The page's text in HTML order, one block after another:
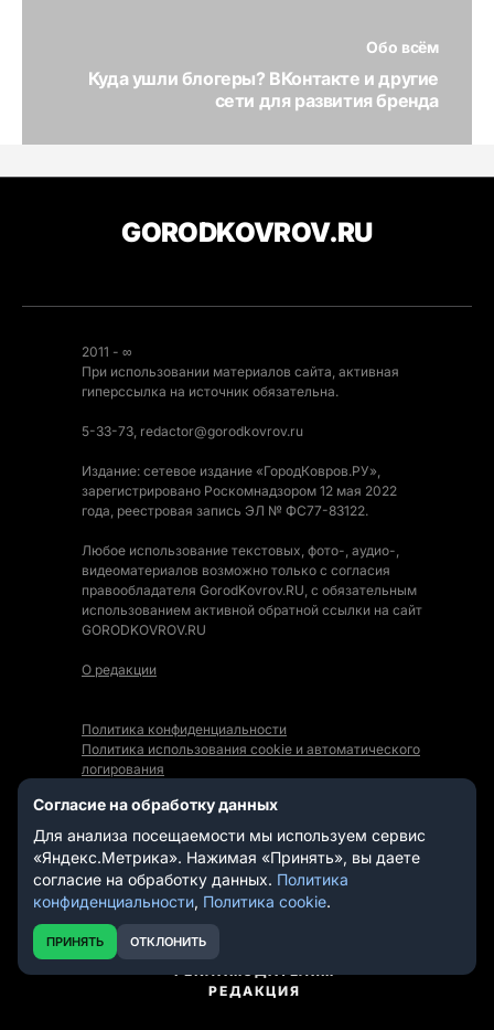
Обо всём
Куда ушли блогеры? ВКонтакте и другие
сети для развития бренда
GORODKOVROV.RU
2011 - ∞
При использовании материалов сайта, активная
гиперссылка на источник обязательна.
5-33-73, redactor@gorodkovrov.ru
Издание: сетевое издание «ГородКовров.РУ»,
зарегистрировано Роскомнадзором 12 мая 2022
года, реестровая запись ЭЛ № ФС77-83122.
Любое использование текстовых, фото-, аудио-,
видеоматериалов возможно только с согласия
правообладателя GorodKovrov.RU, с обязательным
использованием активной обратной ссылки на сайт
GORODKOVROV.RU
О редакции
Политика конфиденциальности
Политика использования cookie и автоматического
логирования
Мы в социальных сетях:
СТАТЬИ
НОВОСТИ
РЕКЛАМОДАТЕЛЯМ
РЕДАКЦИЯ
Согласие на обработку данных
Для анализа посещаемости мы используем сервис
«Яндекс.Метрика». Нажимая «Принять», вы даете
согласие на обработку данных. Политика
конфиденциальности, Политика cookie.
ПРИНЯТЬ ОТКЛОНИТЬ